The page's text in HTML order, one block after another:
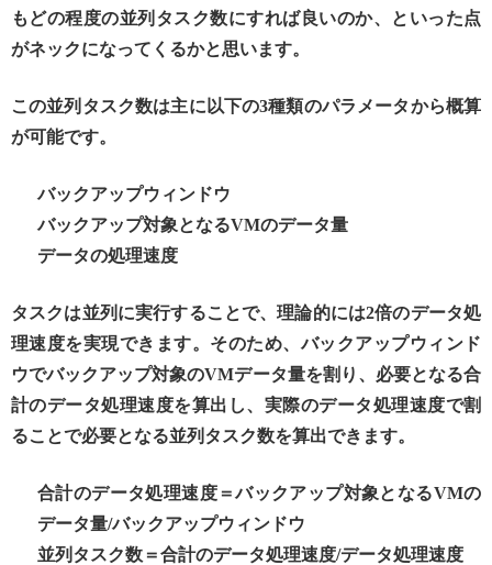
もどの程度の並列タスク数にすれば良いのか、といった点
がネックになってくるかと思います。
この並列タスク数は主に以下の3種類のパラメータから概算
が可能です。
バックアップウィンドウ
バックアップ対象となるVMのデータ量
データの処理速度
タスクは並列に実行することで、理論的には2倍のデータ処
理速度を実現できます。そのため、バックアップウィンド
ウでバックアップ対象のVMデータ量を割り、必要となる合
計のデータ処理速度を算出し、実際のデータ処理速度で割
ることで必要となる並列タスク数を算出できます。
合計のデータ処理速度＝バックアップ対象となるVMの
データ量/バックアップウィンドウ
並列タスク数＝合計のデータ処理速度/データ処理速度